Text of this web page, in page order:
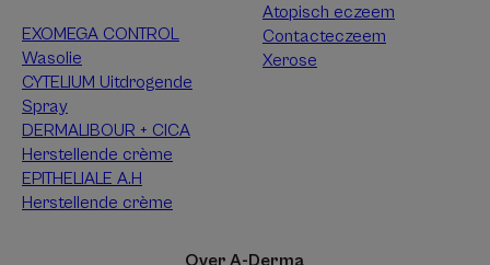
EXOMEGA CONTROL
Wasolie
CYTELIUM Uitdrogende
Spray
DERMALIBOUR + CICA
Herstellende crème
EPITHELIALE A.H
Herstellende crème
Atopisch eczeem
Contacteczeem
Xerose
Over A-Derma